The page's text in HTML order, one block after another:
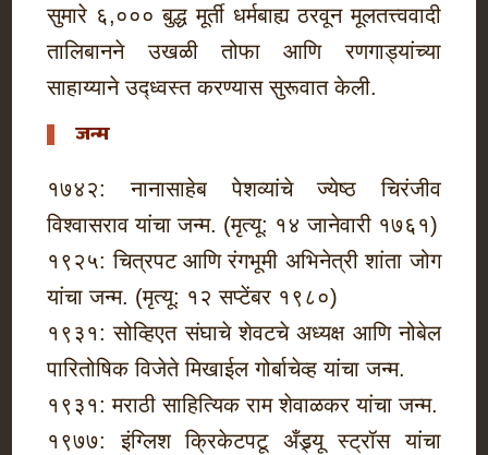
सुमारे ६,००० बुद्ध मूर्ती धर्मबाह्य ठरवून मूलतत्त्ववादी
तालिबानने उखळी तोफा आणि रणगाड्यांच्या
साहाय्याने उद्‍ध्वस्त करण्यास सुरूवात केली.
जन्म
१७४२: नानासाहेब पेशव्यांचे ज्येष्ठ चिरंजीव
विश्वासराव यांचा जन्म. (मृत्यू: १४ जानेवारी १७६१)
१९२५: चित्रपट आणि रंगभूमी अभिनेत्री शांता जोग
यांचा जन्म. (मृत्यू: १२ सप्टेंबर १९८०)
१९३१: सोव्हिएत संघाचे शेवटचे अध्यक्ष आणि नोबेल
पारितोषिक विजेते मिखाईल गोर्बाचेव्ह यांचा जन्म.
१९३१: मराठी साहित्यिक राम शेवाळकर यांचा जन्म.
१९७७: इंग्लिश क्रिकेटपटू अँड्र्यू स्ट्रॉस यांचा